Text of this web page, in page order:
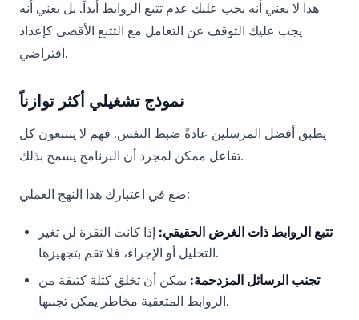
هذا لا يعني أنه يجب عليك عدم تتبع الروابط أبداً. بل يعني أنه
يجب عليك التوقف عن التعامل مع التتبع الأقصى كإعداد
افتراضي.
نموذج تشغيلي أكثر توازناً
يطبق أفضل المرسلين عادةً ضبط النفس. فهم لا يتتبعون كل
تفاعل ممكن لمجرد أن البرنامج يسمح بذلك.
ضع في اعتبارك هذا النهج العملي:
تتبع الروابط ذات الغرض الحقيقي: إذا كانت النقرة لن تغير
التحليل أو الإجراء، فلا تقم بتجهيزها.
تجنب الرسائل المزدحمة: يمكن أن تخلق كتلة كثيفة من
الروابط المتعقبة مخاطر يمكن تجنبها.